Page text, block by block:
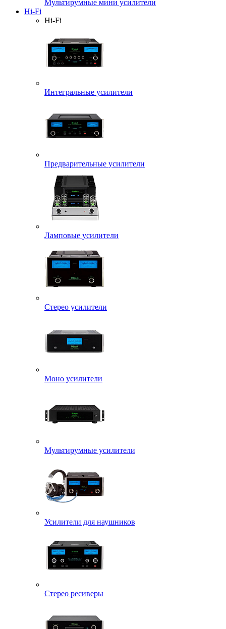
Мультирумные мини усилители
Hi-Fi
Hi-Fi
Интегральные усилители
Предварительные усилители
Ламповые усилители
Стерео усилители
Моно усилители
Мультирумные усилители
Усилители для наушников
Стерео ресиверы